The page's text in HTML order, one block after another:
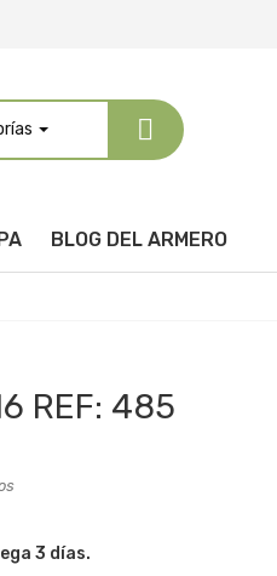
BLOG DEL ARMERO
REF: 485
3 días.